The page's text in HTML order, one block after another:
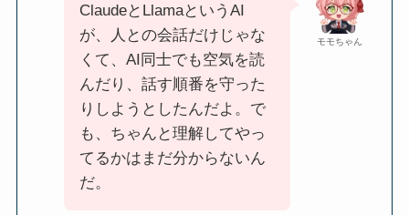
モモちゃん
ClaudeとLlamaというAI
が、人との会話だけじゃな
くて、AI同士でも空気を読
んだり、話す順番を守った
りしようとしたんだよ。で
も、ちゃんと理解してやっ
てるかはまだ分からないん
だ。